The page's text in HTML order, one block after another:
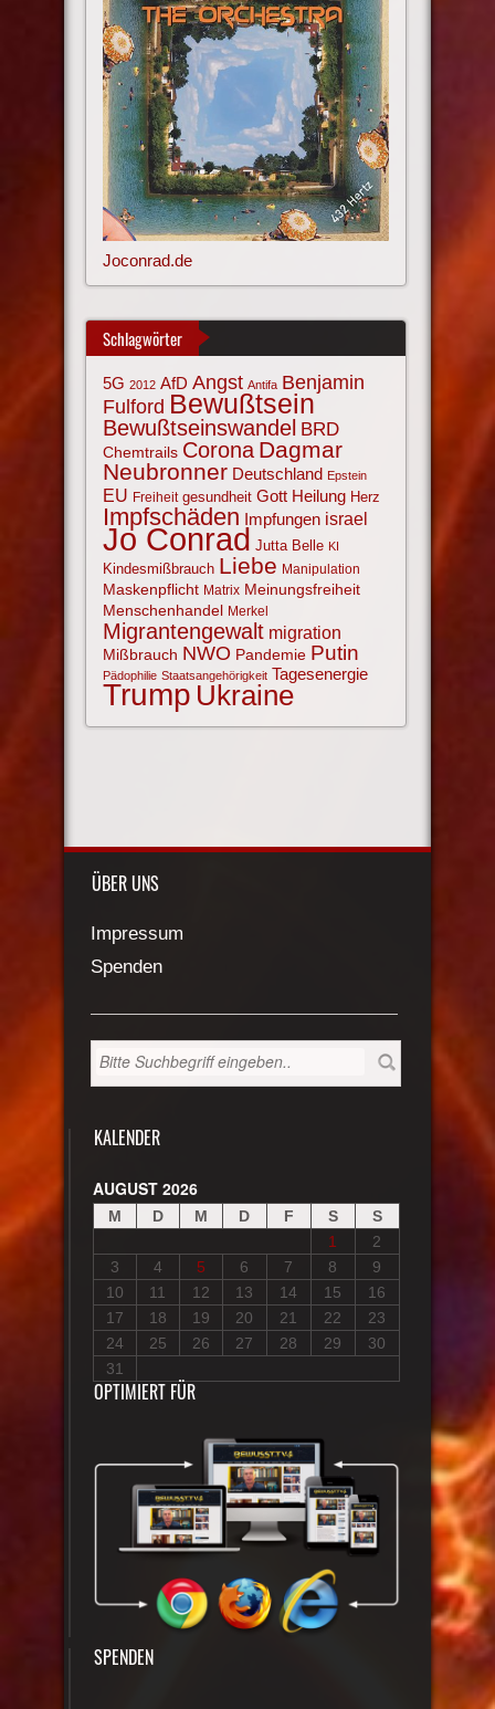
Joconrad.de
Schlagwörter
5G 2012 AfD Angst Antifa Benjamin
Fulford Bewußtsein
Bewußtseinswandel BRD
Chemtrails Corona Dagmar
Neubronner Deutschland Epstein
EU Freiheit gesundheit Gott Heilung Herz
Impfschäden Impfungen israel
Jo Conrad Jutta Belle KI
Kindesmißbrauch Liebe Manipulation
Maskenpflicht Matrix Meinungsfreiheit
Menschenhandel Merkel
Migrantengewalt migration
Mißbrauch NWO Pandemie Putin
Pädophilie Staatsangehörigkeit Tagesenergie
Trump Ukraine
ÜBER UNS
Impressum
Spenden
KALENDER
AUGUST 2026
M D M D F S
S
1
2
3
4 5 6 7 8
9
10
11 12 13 14 15
16
17
18 19 20 21 22
23
24
25 26 27 28 29
30
31
OPTIMIERT FÜR
SPENDEN